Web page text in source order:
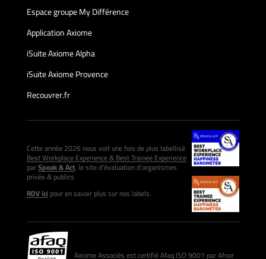
Espace groupe My Différence
Application Axiome
iSuite Axiome Alpha
iSuite Axiome Provence
Recouvrer.fr
Cette année 2026 nous voit une fois de plus labellisé
Best Workplace Experience & Best Trainee Experience
parSpeak & Act, le site d’évaluation d’organismes
privés & publics.
RDV icipour en savoir plus sur nos labels.
Axiome Associés est certifié Afaq ISO 9001 par Afnor